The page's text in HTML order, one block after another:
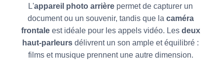
L'appareil photo arrière permet de capturer un
document ou un souvenir, tandis que la caméra
frontaleest idéale pour les appels vidéo. Les deux
haut-parleurs délivrent un son ample et équilibré :
films et musique prennent une autre dimension.